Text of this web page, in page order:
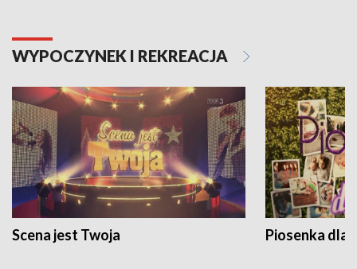
WYPOCZYNEK I REKREACJA
Scena jest Twoja Piosenka dla